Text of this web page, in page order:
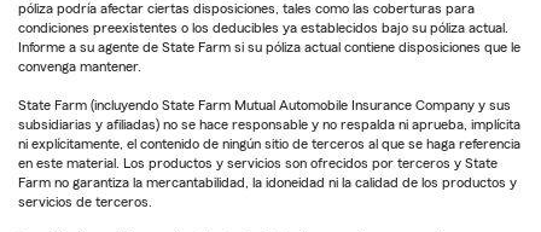
póliza podría afectar ciertas disposiciones, tales como las coberturas para
condiciones preexistentes o los deducibles ya establecidos bajo su póliza actual.
Informe a su agente de State Farm si su póliza actual contiene disposiciones que le
convenga mantener.
State Farm (incluyendo State Farm Mutual Automobile Insurance Company y sus
subsidiarias y afiliadas) no se hace responsable y no respalda ni aprueba, implícita
ni explícitamente, el contenido de ningún sitio de terceros al que se haga referencia
en este material. Los productos y servicios son ofrecidos por terceros y State
Farm no garantiza la mercantabilidad, la idoneidad ni la calidad de los productos y
servicios de terceros.